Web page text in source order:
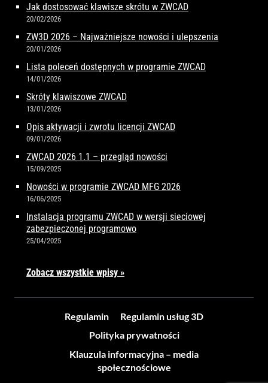
Jak dostosować klawisze skrótu w ZWCAD
20/02/2026
ZW3D 2026 – Najważniejsze nowości i ulepszenia
20/01/2026
Lista poleceń dostępnych w programie ZWCAD
14/01/2026
Skróty klawiszowe ZWCAD
13/01/2026
Opis aktywacji i zwrotu licencji ZWCAD
09/01/2026
ZWCAD 2026 1.1 – przegląd nowości
15/09/2025
Nowości w programie ZWCAD MFG 2026
16/06/2025
Instalacja programu ZWCAD w wersji sieciowej
zabezpieczonej programowo
25/04/2025
Zobacz wszystkie wpisy »
Regulamin
Regulamin usług 3D
Polityka prywatności
Klauzula informacyjna – media
społecznościowe